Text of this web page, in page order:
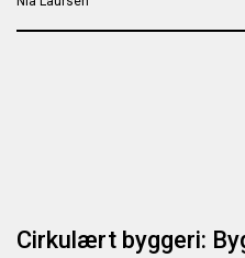
Cirkulært byggeri: